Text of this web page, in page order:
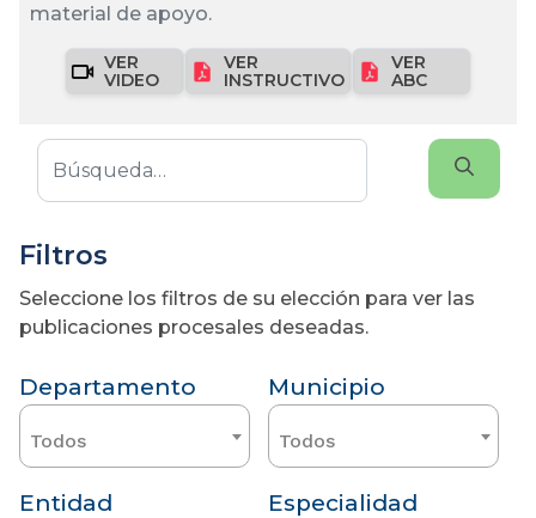
material de apoyo.
VER
VIDEO
VER
INSTRUCTIVO
VER
ABC
Filtros
Seleccione los filtros de su elección para ver las
publicaciones procesales deseadas.
Departamento
Todos
Municipio
Todos
Entidad Especialidad